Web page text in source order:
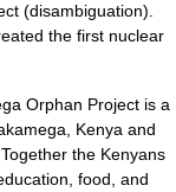
(disambiguation).
the first nuclear
Orphan Project is a
Kenya and
the Kenyans
food, and